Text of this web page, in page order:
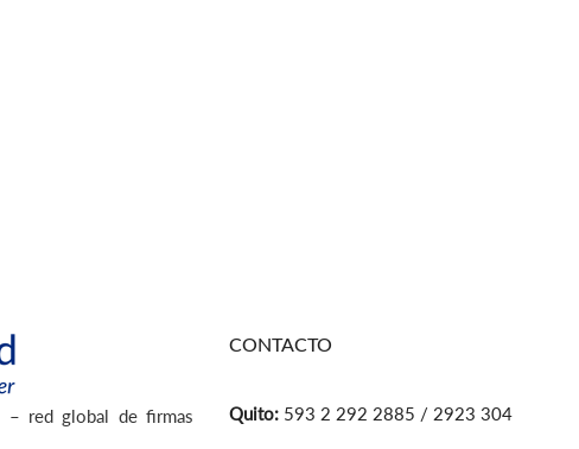
– red global de firmas
CONTACTO
Quito: 593 2 292 2885 / 2923 304